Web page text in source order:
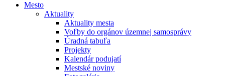
Mesto
Aktuality
Aktuality mesta
Voľby do orgánov územnej samosprávy
Úradná tabuľa
Projekty
Kalendár podujatí
Mestské noviny